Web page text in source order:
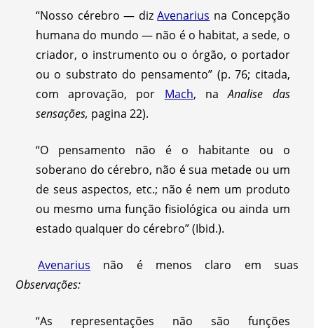
“Nosso cérebro — dizAvenarius na Concepção
humana do mundo — não é o habitat, a sede, o
criador, o instrumento ou o órgão, o portador
ou o substrato do pensamento” (p. 76; citada,
com aprovação, por Mach, naAnalise das
sensações, pagina 22).
“O pensamento não é o habitante ou o
soberano do cérebro, não é sua metade ou um
de seus aspectos, etc.; não é nem um produto
ou mesmo uma função fisiológica ou ainda um
estado qualquer do cérebro” (Ibid.).
Avenarius não é menos claro em suas
Observações:
“As representações não são funções